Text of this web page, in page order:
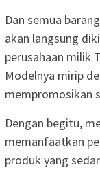
Dan semua
akan langsung
perusahaan milik
Modelnya mirip
mempromosikan
Dengan begitu,
memanfaatkan
produk yang